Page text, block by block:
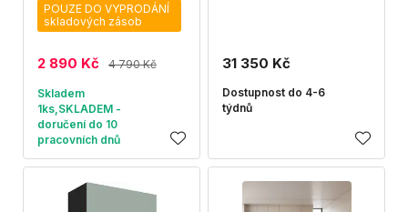
POUZE DO VYPRODÁNÍ
skladových zásob
2 890 Kč 4 790 Kč
Skladem
1ks,SKLADEM -
doručení do 10
pracovních dnů
31 350 Kč
Dostupnost do 4-6
týdnů